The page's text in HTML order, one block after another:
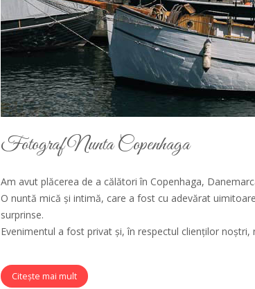
Fotograf Nunta Copenhaga
Am avut plăcerea de a călători în Copenhaga,
O nuntă mică și intimă, care a fost cu adevărat
surprinse.
Evenimentul a fost privat și, în respectul clienților
Citește mai mult